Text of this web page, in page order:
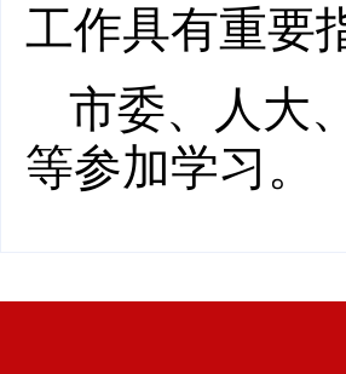
工作具有重要
市委、人大
等参加学习。